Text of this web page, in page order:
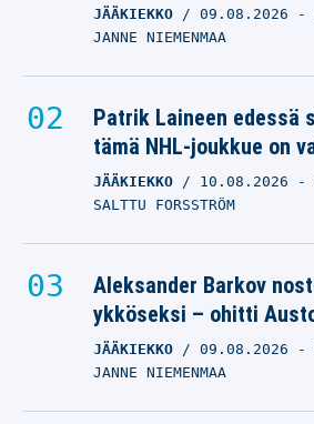
JÄÄKIEKKO 09.08.2026 -
JANNE NIEMENMAA
Patrik Laineen edessä
tämä NHL-joukkue on
JÄÄKIEKKO 10.08.2026 -
SALTTU FORSSTRÖM
Aleksander Barkov
ykköseksi – ohitti
JÄÄKIEKKO 09.08.2026 -
JANNE NIEMENMAA